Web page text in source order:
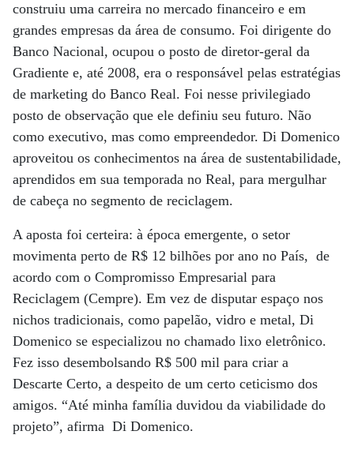
construiu uma carreira no mercado financeiro e em
grandes empresas da área de consumo. Foi dirigente do
Banco Nacional, ocupou o posto de diretor-geral da
Gradiente e, até 2008, era o responsável pelas estratégias
de marketing do Banco Real. Foi nesse privilegiado
posto de observação que ele definiu seu futuro. Não
como executivo, mas como empreendedor. Di Domenico
aproveitou os conhecimentos na área de sustentabilidade,
aprendidos em sua temporada no Real, para mergulhar
de cabeça no segmento de reciclagem.
A aposta foi certeira: à época emergente, o setor
movimenta perto de R$ 12 bilhões por ano no País, de
acordo com o Compromisso Empresarial para
Reciclagem (Cempre). Em vez de disputar espaço nos
nichos tradicionais, como papelão, vidro e metal, Di
Domenico se especializou no chamado lixo eletrônico.
Fez isso desembolsando R$ 500 mil para criar a
Descarte Certo, a despeito de um certo ceticismo dos
amigos. “Até minha família duvidou da viabilidade do
projeto”, afirma Di Domenico.